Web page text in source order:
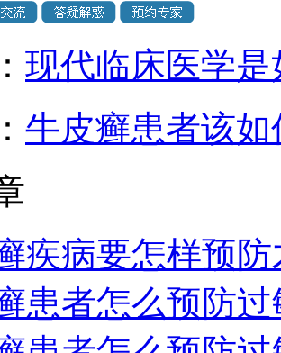
现代临床医学
牛皮癣患者该
疾病要怎样预
患者怎么预防过